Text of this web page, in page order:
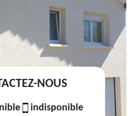
NOUS
indisponible